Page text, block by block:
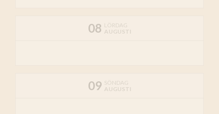
08 LÖRDAG
AUGUSTI
09 SÖNDAG
AUGUSTI